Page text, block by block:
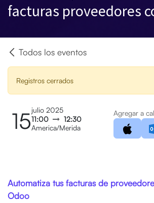
facturas proveedores
Todos los eventos
Registros cerrados
15julio 2025
11:00
12:30
America/Merida
Agregar a
Automatiza tus facturas de
Odoo